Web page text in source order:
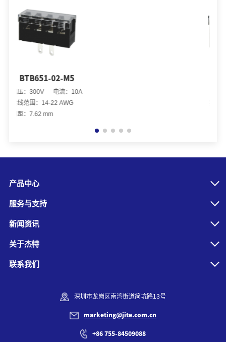
产品中心
服务与支持
新闻资讯
关于杰特
联系我们
深圳市龙岗区南湾街道简坑路13号
marketing@jite.com.cn
+86 755-84509088